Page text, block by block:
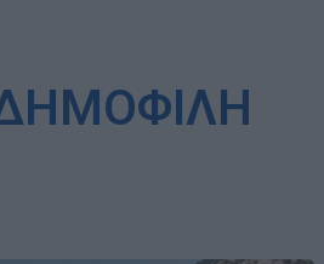
ΔΗΜΟΦΙΛΗ